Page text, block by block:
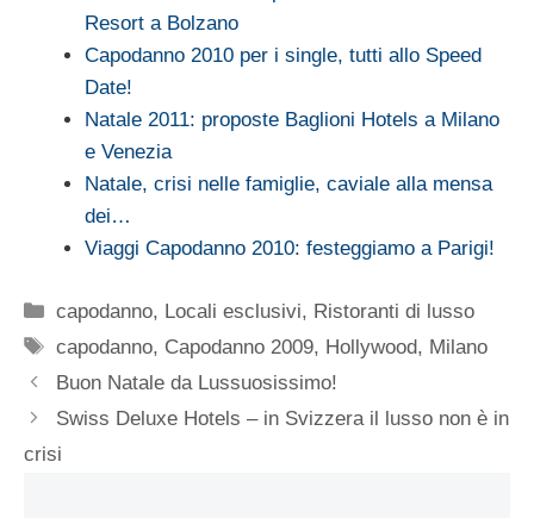
Resort a Bolzano
Capodanno 2010 per i single, tutti allo Speed
Date!
Natale 2011: proposte Baglioni Hotels a Milano
e Venezia
Natale, crisi nelle famiglie, caviale alla mensa
dei…
Viaggi Capodanno 2010: festeggiamo a Parigi!
Categorie
capodanno, Locali esclusivi, Ristoranti di lusso
Tag
capodanno, Capodanno 2009, Hollywood, Milano
Buon Natale da Lussuosissimo!
Swiss Deluxe Hotels – in Svizzera il lusso non è in
crisi